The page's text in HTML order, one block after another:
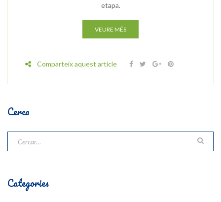
etapa.
VEURE MÉS
Comparteix aquest article
Cerca
Categories